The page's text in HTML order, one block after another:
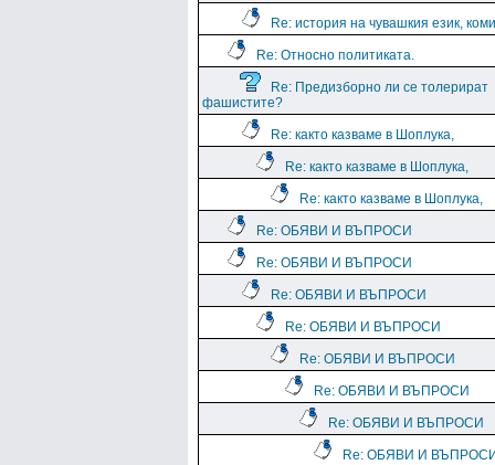
Re: история на чувашкия език,
Re: Относно политиката.
Re: Предизборно ли се толерират
фашистите?
Re: както казваме в Шоплука,
Re: както казваме в Шоплука,
Re: както казваме в Шоплука,
Re: ОБЯВИ И ВЪПРОСИ
Re: ОБЯВИ И ВЪПРОСИ
Re: ОБЯВИ И ВЪПРОСИ
Re: ОБЯВИ И ВЪПРОСИ
Re: ОБЯВИ И ВЪПРОСИ
Re: ОБЯВИ И ВЪПРОСИ
Re: ОБЯВИ И ВЪПРОСИ
Re: ОБЯВИ И